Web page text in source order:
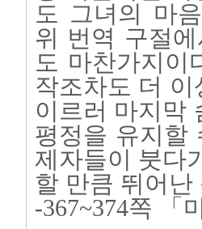
도 그녀의 마
위 번역 구절
도 마찬가지
작조차도 더
이르러 마지막
평정을 유지할
제자들이 붓다
할 만큼 뛰어
-367~374쪽 「